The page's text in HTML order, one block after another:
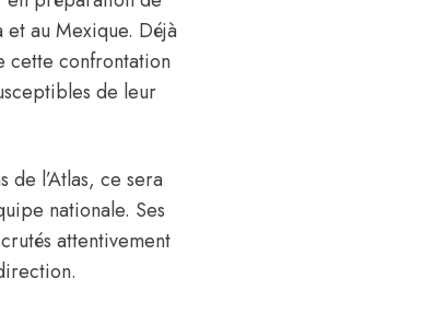
au Mexique. Déjà
cette confrontation
de leur
l’Atlas, ce sera
nationale. Ses
attentivement